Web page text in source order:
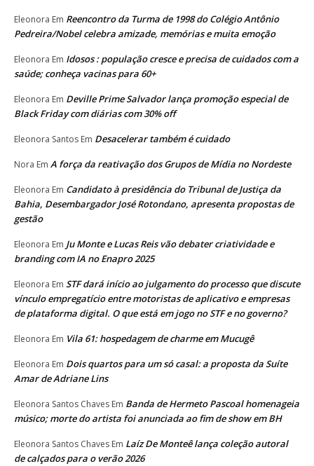
Eleonora Em Reencontro da Turma de 1998 do Colégio Antônio
Pedreira/Nobel celebra amizade, memórias e muita emoção
Eleonora Em Idosos : população cresce e precisa de cuidados com a
saúde; conheça vacinas para 60+
Eleonora Em Deville Prime Salvador lança promoção especial de
Black Friday com diárias com 30% off
Eleonora Santos Em Desacelerar também é cuidado
Nora Em A força da reativação dos Grupos de Mídia no Nordeste
Eleonora Em Candidato à presidência do Tribunal de Justiça da
Bahia, Desembargador José Rotondano, apresenta propostas de
gestão
Eleonora Em Ju Monte e Lucas Reis vão debater criatividade e
branding com IA no Enapro 2025
Eleonora Em STF dará início ao julgamento do processo que discute
vínculo empregatício entre motoristas de aplicativo e empresas
de plataforma digital. O que está em jogo no STF e no governo?
Eleonora Em Vila 61: hospedagem de charme em Mucugê
Eleonora Em Dois quartos para um só casal: a proposta da Suíte
Amar de Adriane Lins
Eleonora Santos Chaves Em Banda de Hermeto Pascoal homenageia
músico; morte do artista foi anunciada ao fim de show em BH
Eleonora Santos Chaves Em Laíz De Monteê lança coleção autoral
de calçados para o verão 2026